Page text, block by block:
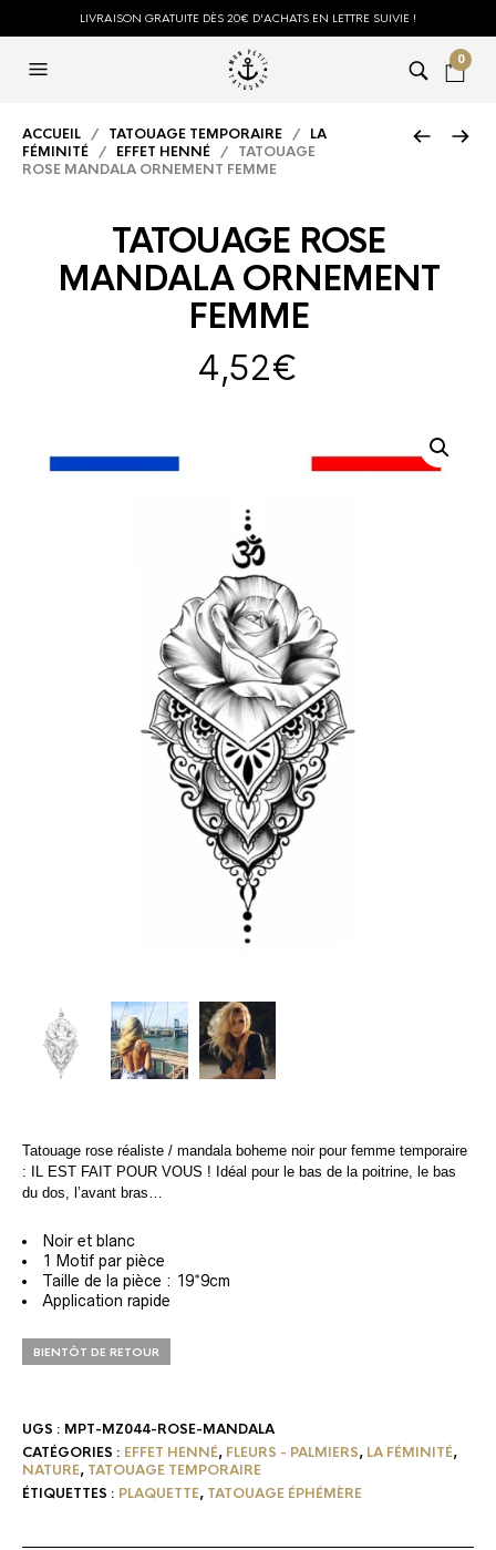
LIVRAISON GRATUITE DÈS 20€ D'ACHATS EN LETTRE SUIVIE !
0
ACCUEIL / TATOUAGE TEMPORAIRE / LA
FÉMINITÉ / EFFET HENNÉ / TATOUAGE
ROSE MANDALA ORNEMENT FEMME
TATOUAGE ROSE
MANDALA ORNEMENT
FEMME
4,52€
Tatouage rose réaliste / mandala boheme noir pour femme temporaire
: IL EST FAIT POUR VOUS ! Idéal pour le bas de la poitrine, le bas
du dos, l’avant bras…
Noir et blanc
1 Motif par pièce
Taille de la pièce : 19*9cm
Application rapide
BIENTÔT DE RETOUR
UGS : MPT-MZ044-ROSE-MANDALA
CATÉGORIES : EFFET HENNÉ, FLEURS - PALMIERS, LA FÉMINITÉ,
NATURE, TATOUAGE TEMPORAIRE
ÉTIQUETTES : PLAQUETTE, TATOUAGE ÉPHÉMÈRE